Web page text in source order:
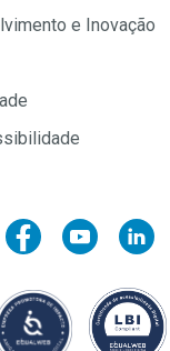
e Inovação